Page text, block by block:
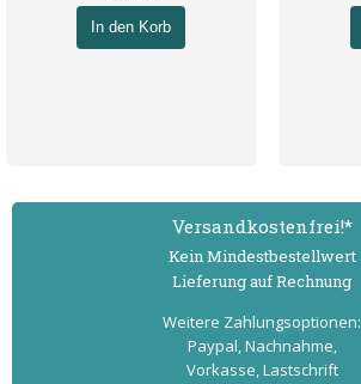
In den Korb
Versand­kostenfrei!*
Kein Mindest­bestell­wert
Lieferung auf Rechnung
Weitere Zahlungs­optionen:
Paypal, Nachnahme,
Vorkasse, Lastschrift